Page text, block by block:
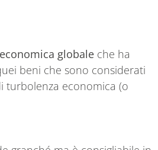
globale che ha
beni che sono considerati
turbolenza economica (o